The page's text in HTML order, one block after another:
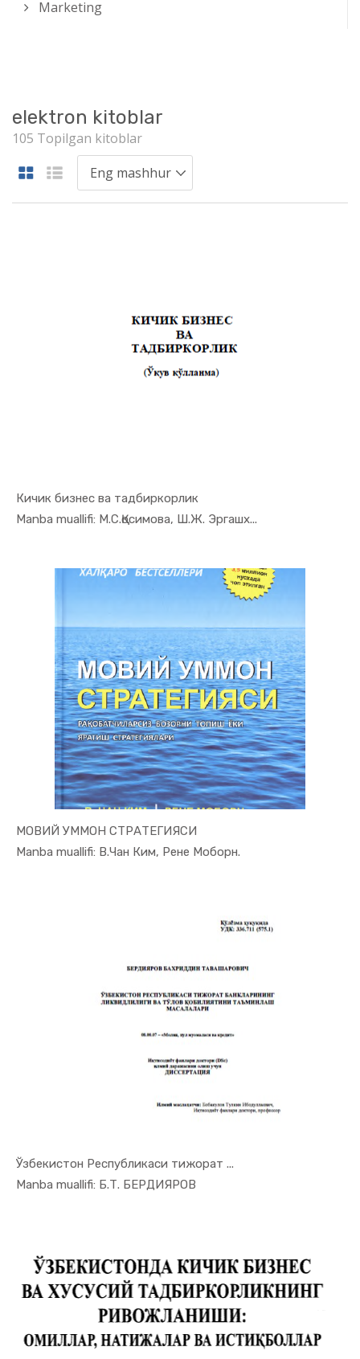
Marketing
elektron kitoblar
105 Topilgan kitoblar
Кичик бизнес ва тадбиркорлик
Manba muallifi: М.С.Қосимова, Ш.Ж. Эргашх...
In Tadbirk...
МОВИЙ УММОН СТРАТЕГИЯСИ
Manba muallifi: В.Чан Ким, Рене Моборн.
In Tadbirk...
Ўзбекистон Республикаси тижорат ...
Manba muallifi: Б.Т. БЕРДИЯРОВ
In Tadbirk...